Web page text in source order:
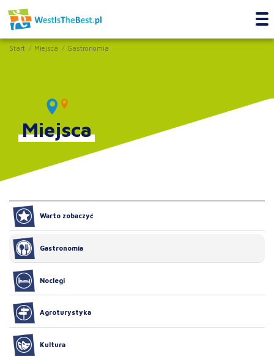
Start Miejsca Gastronomia
Miejsca
Warto zobaczyć
Gastronomia
Noclegi
Agroturystyka
Kultura